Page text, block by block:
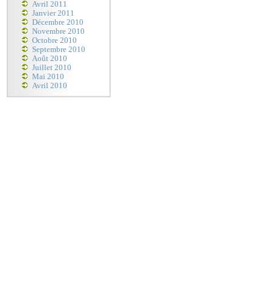
Avril 2011
Janvier 2011
Décembre 2010
Novembre 2010
Octobre 2010
Septembre 2010
Août 2010
Juillet 2010
Mai 2010
Avril 2010